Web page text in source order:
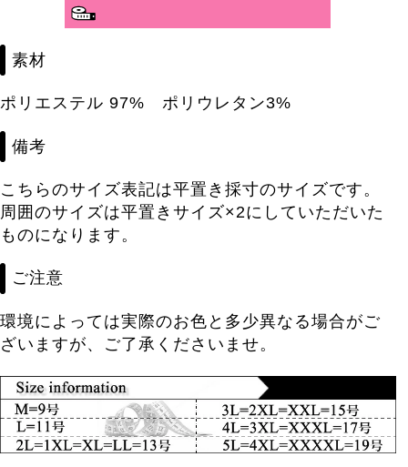
分かりやすいサイズガイド>>
素材
ポリエステル 97% ポリウレタン3%
備考
こちらのサイズ表記は平置き採寸のサイズです。
周囲のサイズは平置きサイズ×2にしていただいた
ものになります。
ご注意
環境によっては実際のお色と多少異なる場合がご
ざいますが、ご了承くださいませ。